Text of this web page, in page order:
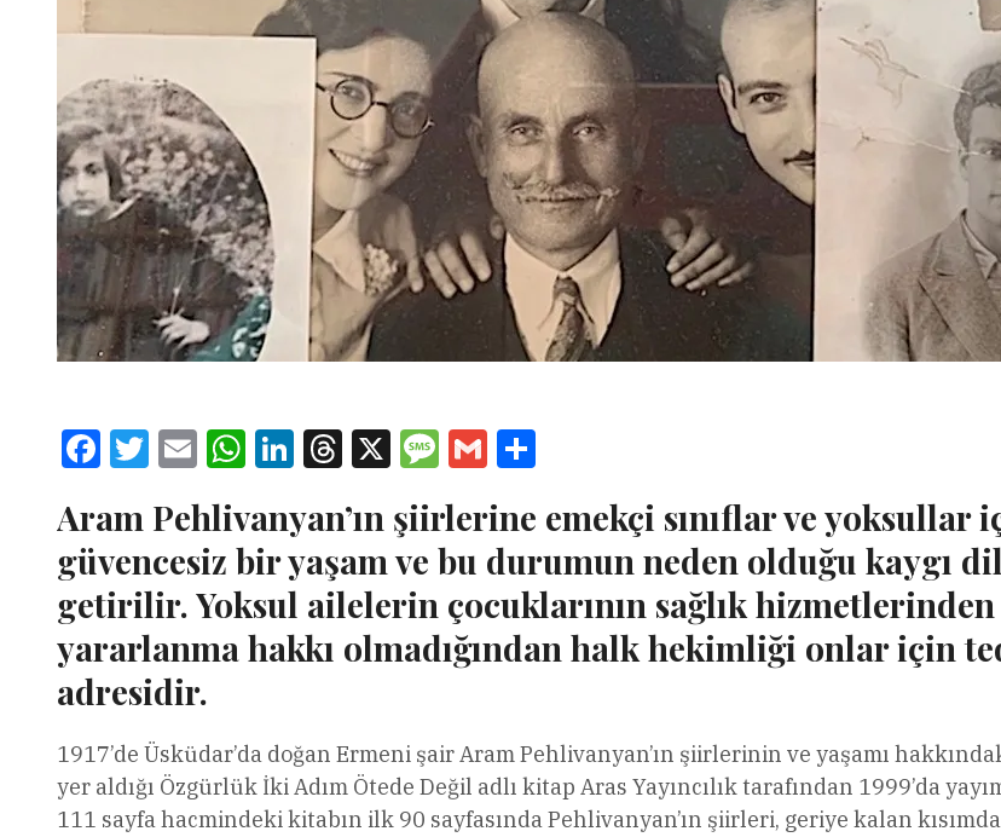
FacebookTwitterEmail WhatsAppLinkedInThreads
X Message
Gmail
Aram Pehlivanyan’ın şiirlerine emekçi sınıflar ve yoksullar
güvencesiz bir yaşam ve bu durumun neden olduğu kaygı
getirilir. Yoksul ailelerin çocuklarının sağlık hizmetlerinden
yararlanma hakkı olmadığından halk hekimliği onlar için
adresidir.
1917’de Üsküdar’da doğan Ermeni şair Aram Pehlivanyan’ın şiirlerinin ve yaşamı
yer aldığı Özgürlük İki Adım Ötede Değil adlı kitap Aras Yayıncılık tarafından 1999’da
111 sayfa hacmindeki kitabın ilk 90 sayfasında Pehlivanyan’ın şiirleri, geriye kalan